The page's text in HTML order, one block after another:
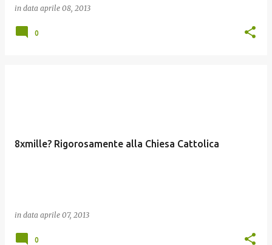
in data aprile 08, 2013
0
8xmille? Rigorosamente alla Chiesa Cattolica
in data aprile 07, 2013
0